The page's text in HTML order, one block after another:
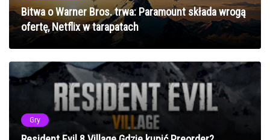
Bitwa o Warner Bros. trwa: Paramount składa wrogą
ofertę, Netflix w tarapatach
Gry